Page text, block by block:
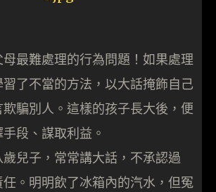
母最難處理的行為問題！如果處理
了不當的方法，以大話掩飾自己
騙別人。這樣的孩子長大後，便
段、謀取利益。
兒子，常常講大話，不承認過
。明明飲了冰箱內的汽水，但冤